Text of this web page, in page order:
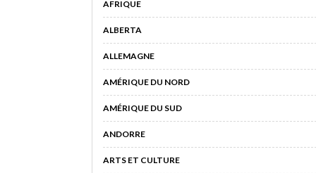
AFRIQUE
ALBERTA
ALLEMAGNE
AMÉRIQUE DU NORD
AMÉRIQUE DU SUD
ANDORRE
ARTS ET CULTURE